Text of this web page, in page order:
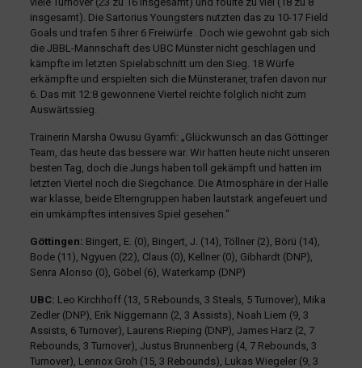
insgesamt). Die Sartorius Youngsters nutzten das zu 10-17 Field
Goals und trafen 5 ihrer 6 Freiwürfe . Doch wie gewohnt gab sich
die JBBL-Mannschaft des UBC Münster nicht geschlagen und
kämpfte im letzten Spielabschnitt um den Sieg. 18 Würfe
erkämpfte und erspielten sich die Münsteraner, trafen davon nur
6. Das mit 12:8 gewonnene Viertel reichte folglich nicht zum
Auswärtssieg.
Trainerin Marsha Owusu Gyamfi: „Glückwunsch an das Göttinger
Team, das heute das bessere war. Wir hatten heute nicht unseren
besten Tag, doch die Jungs haben toll gekämpft und hatten im
letzten Viertel noch die Siegchance. Die Atmosphäre in der Halle
war klasse, beide Elterngruppen haben lautstark angefeuert und
ein umkämpftes intensives Spiel gesehen.“
Göttingen: Bingert, E. (0), Bingert, J. (14), Töllner (2), Börü (14),
Bode (11), Ngyuen (22), Claus (0), Kellner (0), Gibhardt (DNP),
Senra Alonso (0), Göbel (6), Waterkamp (DNP)
UBC: Leo Kirchhoff (13, 5 Rebounds, 3 Steals, 5 Turnover), Mika
Zedler (DNP), Erik Niggemann (2, 3 Assists), Noah Liem (9, 3
Assists, 6 Turnover), Laurens Rieping (DNP), James Harz (2, 7
Rebounds, 3 Turnover), Justus Brunnenberg (4, 7 Rebounds, 3
Turnover), Lennox Groh (15, 3 Rebounds), Lukas Wiegeler (9, 3